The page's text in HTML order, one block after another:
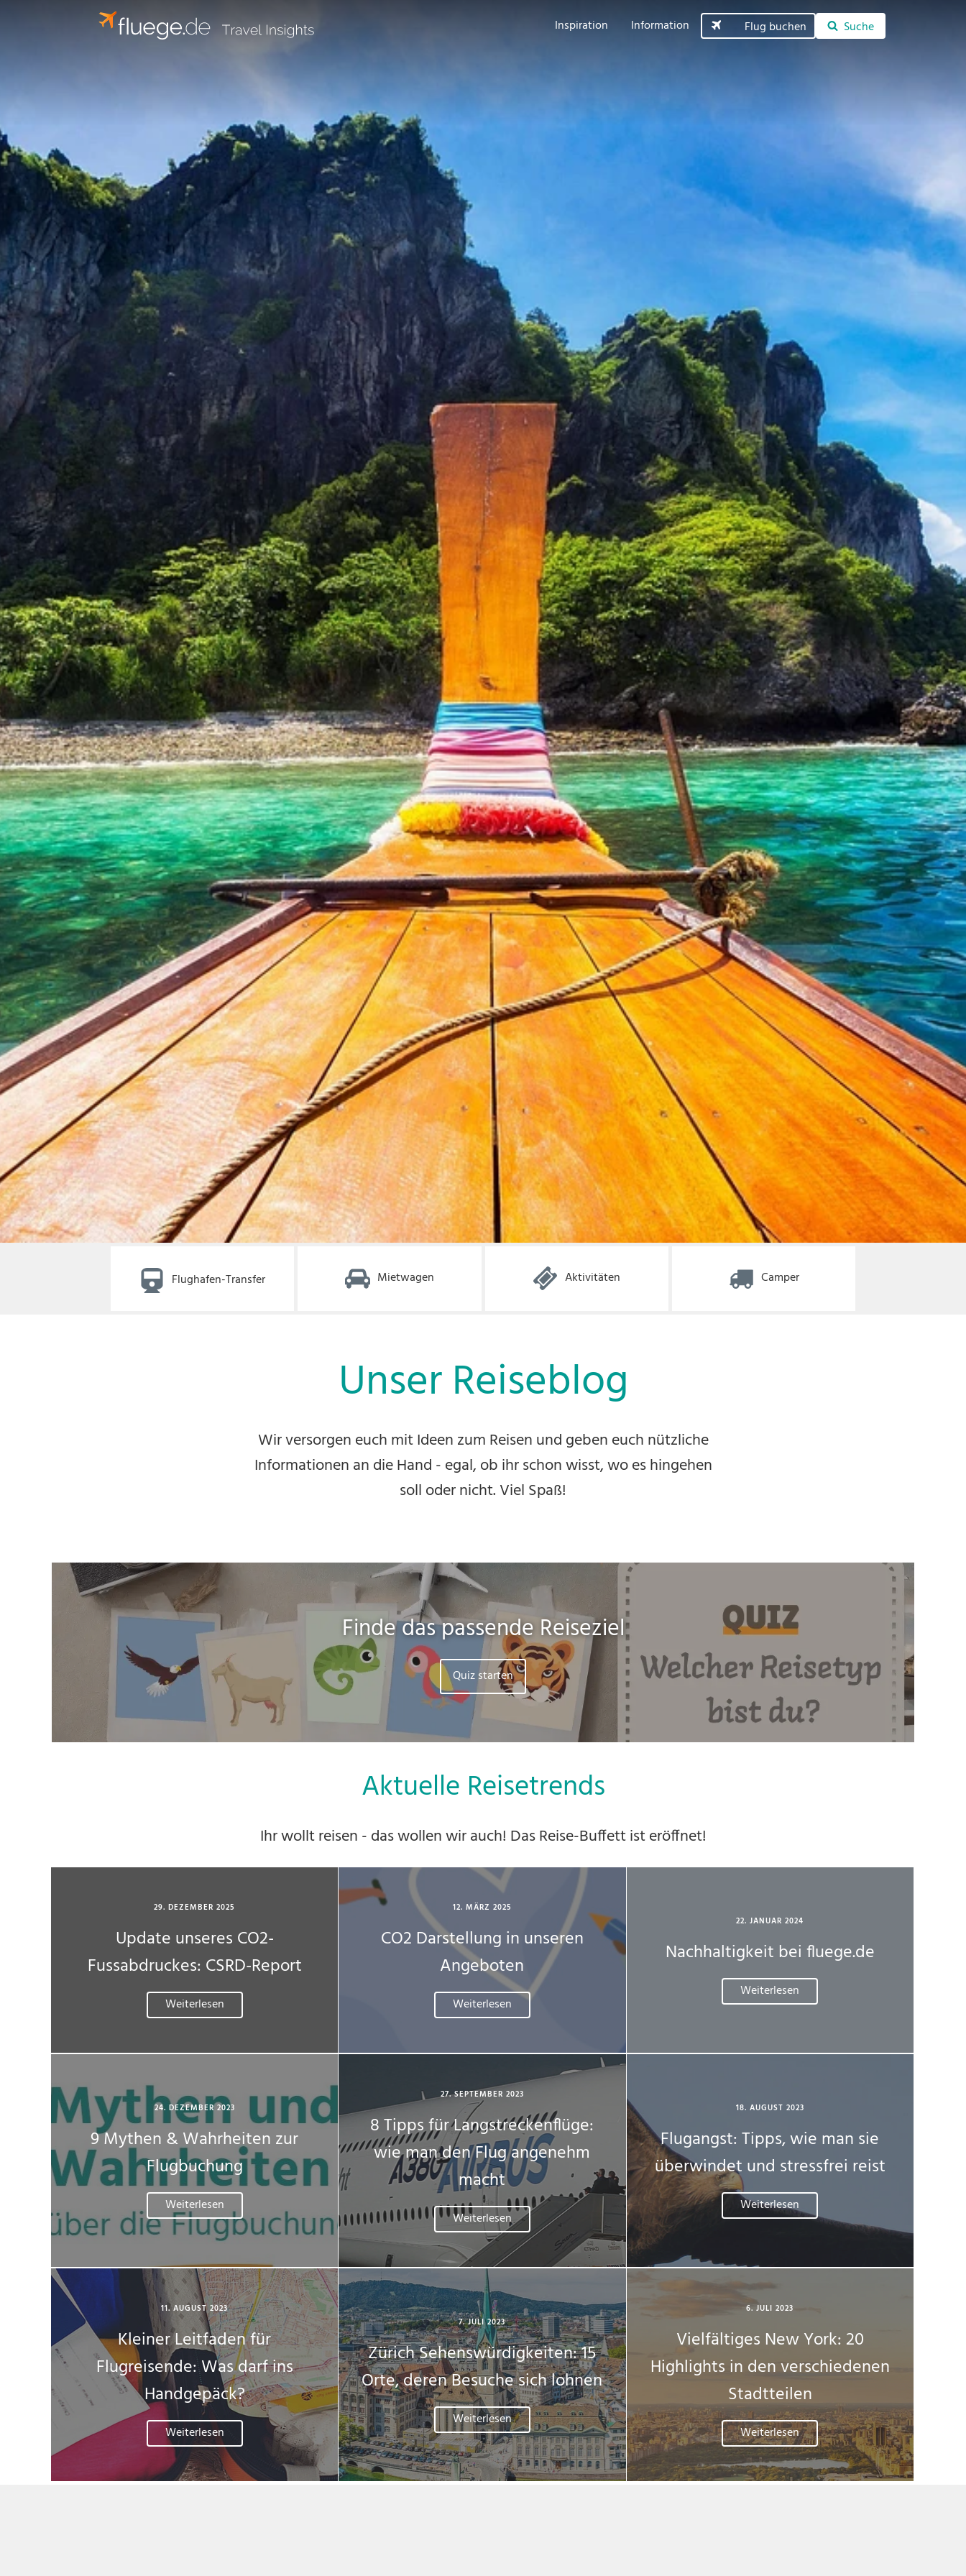
Inspiration Information Flug buchen Suche
Flughafen-Transfer Mietwagen Aktivitäten Camper
Unser Reiseblog
Wir versorgen euch mit Ideen zum Reisen und geben euch nützliche
Informationen an die Hand - egal, ob ihr schon wisst, wo es hingehen
soll oder nicht. Viel Spaß!
Finde das passende Reiseziel
Quiz starten
Aktuelle Reisetrends
Ihr wollt reisen - das wollen wir auch! Das Reise-Buffett ist eröffnet!
29. DEZEMBER 2025
Update unseres CO2-
Fussabdruckes: CSRD-Report
Weiterlesen
12. MÄRZ 2025
CO2 Darstellung in unseren
Angeboten
Weiterlesen
22. JANUAR 2024
Nachhaltigkeit bei fluege.de
Weiterlesen
24. DEZEMBER 2023
9 Mythen & Wahrheiten zur
Flugbuchung
Weiterlesen
27. SEPTEMBER 2023
8 Tipps für Langstreckenflüge:
wie man den Flug angenehm
macht
Weiterlesen
18. AUGUST 2023
Flugangst: Tipps, wie man sie
überwindet und stressfrei reist
Weiterlesen
11. AUGUST 2023
Kleiner Leitfaden für
Flugreisende: Was darf ins
Handgepäck?
Weiterlesen
7. JULI 2023
Zürich Sehenswürdigkeiten: 15
Orte, deren Besuche sich lohnen
Weiterlesen
6. JULI 2023
Vielfältiges New York: 20
Highlights in den verschiedenen
Stadtteilen
Weiterlesen